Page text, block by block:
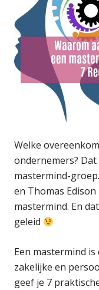
Welke
ondernemers?
mastermind-
en Thomas
mastermind. En
geleid
Een mastermind
zakelijke en
geef je 7